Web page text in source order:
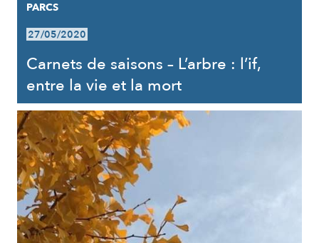
PARCS
27/05/2020
Carnets de saisons – L’arbre : l’if,
entre la vie et la mort